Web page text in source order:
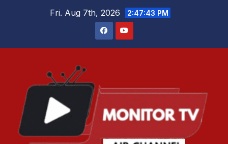
Fri. Aug 7th, 2026 2:47:43 PM